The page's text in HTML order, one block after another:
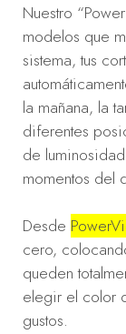
Nuestro
modelos que
sistema, tus
la mañana, la
diferentes
de
momentos del
Desde
cero,
queden
elegir el color
gustos.